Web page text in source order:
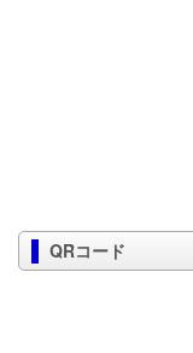
QRコード